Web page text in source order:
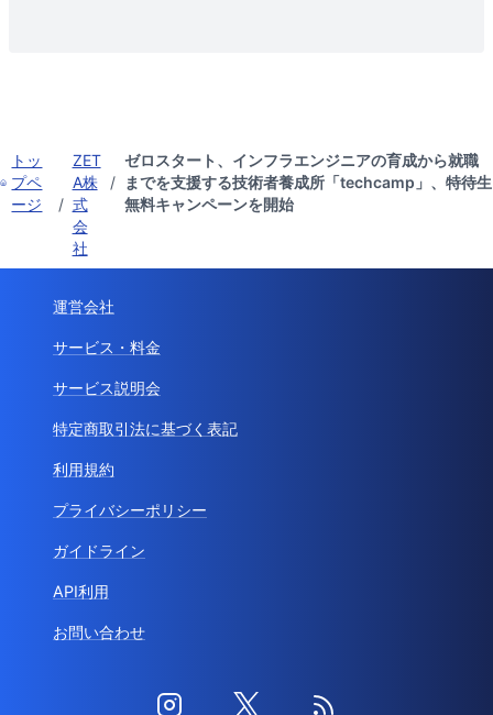
トッ
プペ
ージ
/
ZET
A株
式
会
社
/
ゼロスタート、インフラエンジニアの育成から就職
までを支援する技術者養成所「techcamp」、特待生
無料キャンペーンを開始
運営会社
サービス・料金
サービス説明会
特定商取引法に基づく表記
利用規約
プライバシーポリシー
ガイドライン
API利用
お問い合わせ